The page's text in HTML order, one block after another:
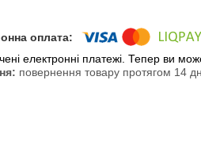
електронні платежі. Тепер ви
повернення товару протягом 14